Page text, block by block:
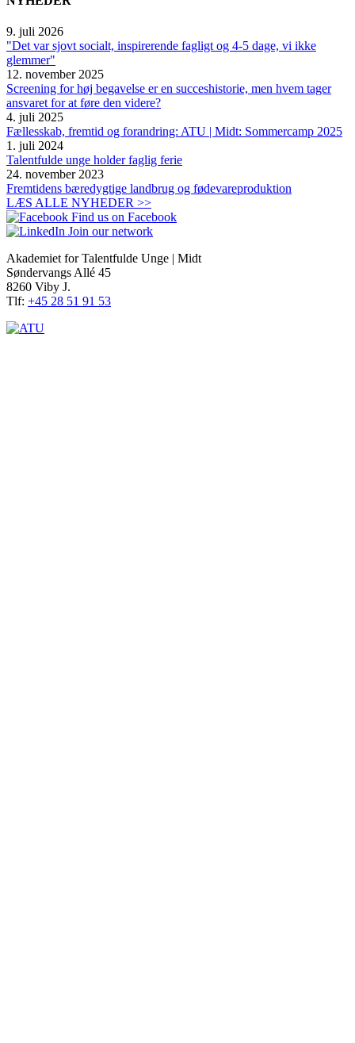
9. juli 2026
"Det var sjovt socialt, inspirerende fagligt og 4-5 dage, vi ikke
glemmer"
12. november 2025
Screening for høj begavelse er en succeshistorie, men hvem tager
ansvaret for at føre den videre?
4. juli 2025
Fællesskab, fremtid og forandring: ATU | Midt: Sommercamp 2025
1. juli 2024
Talentfulde unge holder faglig ferie
24. november 2023
Fremtidens bæredygtige landbrug og fødevareproduktion
LÆS ALLE NYHEDER >>
Find us on Facebook
Join our network
Akademiet for Talentfulde Unge | Midt
Søndervangs Allé 45
8260 Viby J.
Tlf: +45 28 51 91 53